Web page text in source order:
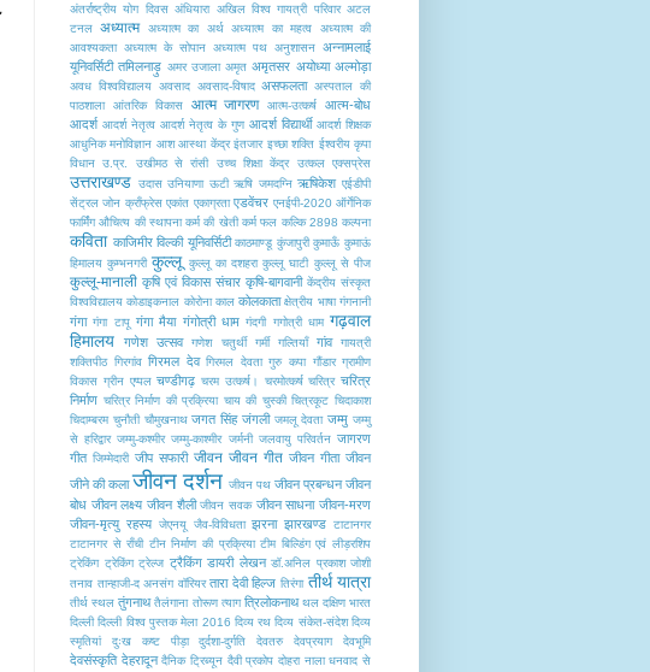
अंतर्राष्ट्रीय योग दिवस अंधियारा अखिल विश्व गायत्री परिवार अटल
टनल अध्यात्म अध्यात्म का अर्थ अध्यात्म का महत्व
अध्यात्म की
आवश्यकता अध्यात्म के सोपान अध्यात्म पथ अनुशासन अन्नामलाई
यूनिवर्सिटी तमिलनाड़ु अमर उजाला अमृत अमृतसर अयोध्या अल्मोड़ा
अवध विश्वविद्यालय अवसाद अवसाद-विषाद असफलता अस्पताल की
पाठशाला
आंतरिक विकास आत्म जागरण आत्म-उत्कर्ष
आत्म-बोध
आदर्श आदर्श नेतृत्व आदर्श नेतृत्व के गुण आदर्श विद्यार्थी आदर्श शिक्षक
आधुनिक मनोविज्ञान आश आस्था केंद्र इंतजार इच्छा शक्ति ईश्वरीय कृपा
विधान उ.प्र. उखीमठ से रांसी उच्च शिक्षा केंद्र उत्कल एक्सप्रेस
उत्तराखण्ड उदास उनियाणा ऊटी ऋषि जमदग्नि ऋषिकेश एईडीपी
सेंट्रल जोन क्राँफ्रेस एकांत एकाग्रता एडवेंचर एनईपी-2020 ऑर्गेनिक
फार्मिंग औचित्य की स्थापना कर्म की खेती कर्म फल कल्कि 2898 कल्पना
कविता काजिमीर विल्की यूनिवर्सिटी काठमाण्डू कुंजापुरी कुमाऊँ कुमाऊं
हिमालय कुम्भनगरी कुल्लू कुल्लू का दशहरा कुल्लू घाटी कुल्लू से पीज
कुल्लू-मानाली कृषि एवं विकास संचार कृषि-बागवानी केंद्रीय संस्कृत
विश्वविद्यालय कोडाइकनाल कोरोना काल कोलकाता क्षेत्रीय भाषा गंगनानी
गंगा गंगा टापू गंगा मैया गंगोत्री धाम गंदगी गगोत्री धाम गढ़वाल
हिमालय
गणेश उत्सव गणेश चतुर्थी गर्मी गल्तियाँ गांव
गायत्री
शक्तिपीठ गिरगांव गिरमल देव गिरमल देवता गुरु कपा गौंडार ग्रामीण
विकास ग्रीन एप्पल चण्डीगढ़ चरम उत्कर्ष। चरमोत्कर्ष चरित्र चरित्र
निर्माण चरित्र निर्माण की प्रक्रिया चाय की चुस्की चित्रकूट चिदाकाश
चिदाम्बरम चुनौती चौमुखनाथ जगत सिंह जंगली जमलू देवता जम्मु जम्मु
से हरिद्वार जम्मु-कश्मीर जम्मु-काश्मीर जर्मनी जलवायु परिवर्तन जागरण
गीत जिम्मेदारी जीप सफारी जीवन जीवन गीत जीवन गीता जीवन
जीने की कला जीवन दर्शन जीवन पथ जीवन प्रबन्धन जीवन
बोध जीवन लक्ष्य जीवन शैली जीवन सवक जीवन साधना जीवन-मरण
जीवन-मृत्यु रहस्य जेएनयू जैव-विविधता झरना झारखण्ड टाटानगर
टाटानगर से राँची टीन निर्माण की प्रक्रिया टीम बिल्डिंग एवं लीड़रशिप
ट्रेकिंग ट्रेकिंग ट्रेल्ज ट्रैकिंग डायरी लेखन डॉ.अनिल प्रकाश जोशी
तनाव तान्हाजी-द अनसंग वॉरियर तारा देवी हिल्ज तिरंगा तीर्थ यात्रा
तीर्थ स्थल तुंगनाथ तैलंगाना तोरूण त्याग त्रिलोकनाथ थल दक्षिण भारत
दिल्ली दिल्ली विश्व पुस्तक मेला 2016 दिव्य रथ दिव्य संकेत-संदेश दिव्य
स्मृतियां
दुःख कष्ट पीड़ा दुर्दशा-दुर्गति देवतरु देवप्रयाग देवभूमि
देवसंस्कृति देहरादून दैनिक ट्रिब्यून दैवी प्रकोप दोहरा नाला धनवाद से